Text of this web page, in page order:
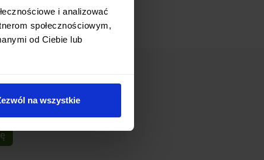
i analizować
społecznościowym,
od Ciebie lub
na wszystkie